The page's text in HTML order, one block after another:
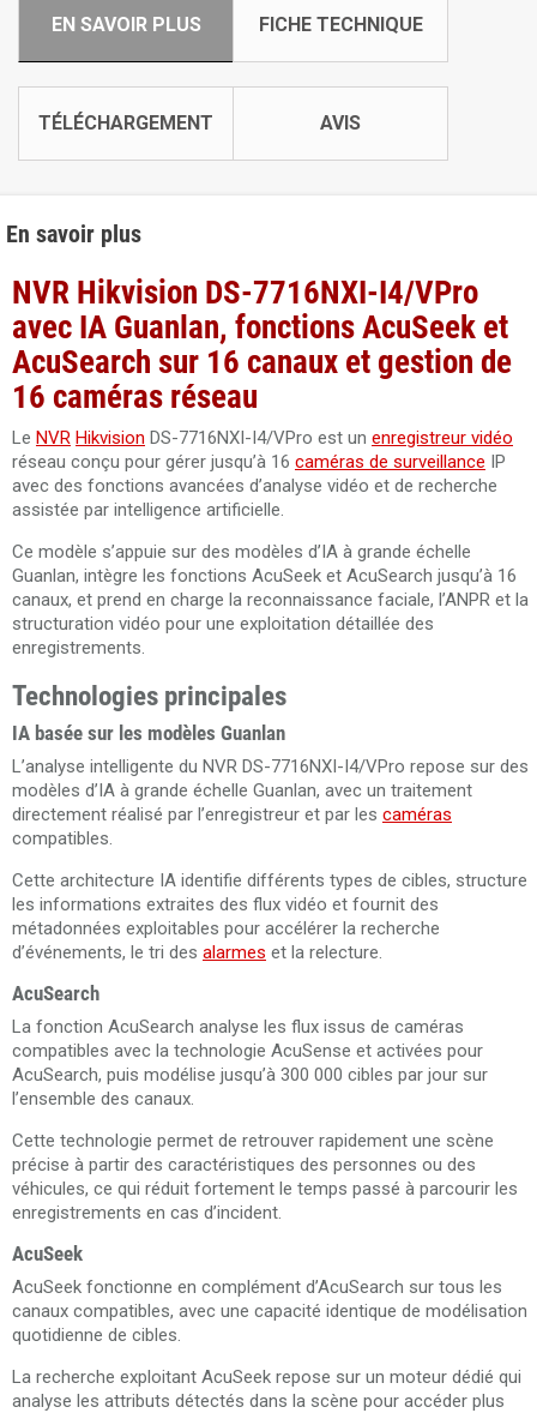
EN SAVOIR PLUS FICHE TECHNIQUE
TÉLÉCHARGEMENT AVIS
En savoir plus
NVR Hikvision DS-7716NXI-I4/VPro
avec IA Guanlan, fonctions AcuSeek et
AcuSearch sur 16 canaux et gestion de
16 caméras réseau
Le NVR Hikvision DS-7716NXI-I4/VPro est un enregistreur vidéo
réseau conçu pour gérer jusqu’à 16 caméras de surveillance IP
avec des fonctions avancées d’analyse vidéo et de recherche
assistée par intelligence artificielle.
Ce modèle s’appuie sur des modèles d’IA à grande échelle
Guanlan, intègre les fonctions AcuSeek et AcuSearch jusqu’à 16
canaux, et prend en charge la reconnaissance faciale, l’ANPR et la
structuration vidéo pour une exploitation détaillée des
enregistrements.
Technologies principales
IA basée sur les modèles Guanlan
L’analyse intelligente du NVR DS-7716NXI-I4/VPro repose sur des
modèles d’IA à grande échelle Guanlan, avec un traitement
directement réalisé par l’enregistreur et par les caméras
compatibles.
Cette architecture IA identifie différents types de cibles, structure
les informations extraites des flux vidéo et fournit des
métadonnées exploitables pour accélérer la recherche
d’événements, le tri des alarmes et la relecture.
AcuSearch
La fonction AcuSearch analyse les flux issus de caméras
compatibles avec la technologie AcuSense et activées pour
AcuSearch, puis modélise jusqu’à 300 000 cibles par jour sur
l’ensemble des canaux.
Cette technologie permet de retrouver rapidement une scène
précise à partir des caractéristiques des personnes ou des
véhicules, ce qui réduit fortement le temps passé à parcourir les
enregistrements en cas d’incident.
AcuSeek
AcuSeek fonctionne en complément d’AcuSearch sur tous les
canaux compatibles, avec une capacité identique de modélisation
quotidienne de cibles.
La recherche exploitant AcuSeek repose sur un moteur dédié qui
analyse les attributs détectés dans la scène pour accéder plus